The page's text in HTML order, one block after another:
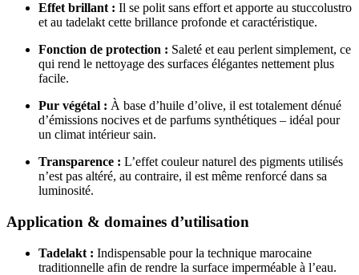
Effet brillant : Il se polit sans effort et apporte au stuccolustro
et au tadelakt cette brillance profonde et caractéristique.
Fonction de protection : Saleté et eau perlent simplement, ce
qui rend le nettoyage des surfaces élégantes nettement plus
facile.
Pur végétal : À base d’huile d’olive, il est totalement dénué
d’émissions nocives et de parfums synthétiques – idéal pour
un climat intérieur sain.
Transparence : L’effet couleur naturel des pigments utilisés
n’est pas altéré, au contraire, il est même renforcé dans sa
luminosité.
Application & domaines d’utilisation
Tadelakt : Indispensable pour la technique marocaine
traditionnelle afin de rendre la surface imperméable à l’eau.